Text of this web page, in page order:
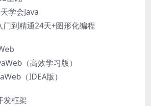
学会Java
到精通24天+图形化编程
（高效学习版）
（IDEA版）
发框架